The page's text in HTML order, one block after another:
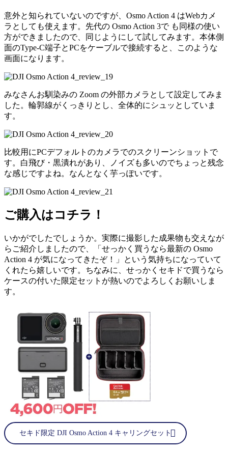
意外と知られていないのですが、Osmo Action 4 はWebカメ
ラとしても使えます。先代の Osmo Action 3で も同様の使い
方ができましたので、同じようにして試してみます。本体側
面のType-C端子とPCをケーブルで接続すると、このような
画面になります。
みなさんお馴染みの Zoom の外部カメラとして設定してみま
した。輪郭線がくっきりとし、全体的にシュッとしていま
す。
比較用にPCデフォルトのカメラでのスクリーンショットで
す。白飛び・黒潰れがあり、ノイズも多いのでちょっと残念
な感じですよね。なんとなく芋っぽいです。
ご購入はコチラ！
いかがでしたでしょうか。実際に撮影した成果物も交えなが
らご紹介しましたので、「せっかく買うなら最新の Osmo
Action 4 が気になってきたぞ！」という気持ちになっていて
くれたら嬉しいです。ちなみに、せっかくセキドで買うなら
ケースの付いた限定セットが熱いのでよろしくお願いしま
す。
セキド限定 DJI Osmo Action 4 キャリングセット